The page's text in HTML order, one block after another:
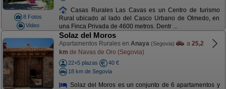
8 Fotos
Video
Casas Rurales Las Cavas es un Centro de turismo
Rural ubicado al lado del Casco Urbano de Olmedo, en
una Finca Privada de 4600 metros. Dentr ...
Solaz del Moros
Apartamentos Rurales en Anaya (Segovia) a 25,2
km de Navas de Oro (Segovia)
22+5 plazas
40 €
18 km de Segovia
Solaz del Moros es un conjunto de 6 apartamentos y